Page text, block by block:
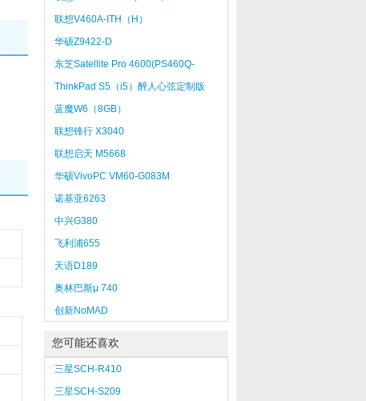
联想V460A-ITH（H）
华硕Z9422-D
东芝Satellite Pro 4600(PS460Q-
04164)
ThinkPad S5（i5）醉人心弦定制版
蓝魔W6（8GB）
联想锋行 X3040
联想启天 M5668
华硕VivoPC VM60-G083M
诺基亚6263
中兴G380
飞利浦655
天语D189
奥林巴斯μ 740
创新NoMAD
您可能还喜欢
三星SCH-R410
三星SCH-S209